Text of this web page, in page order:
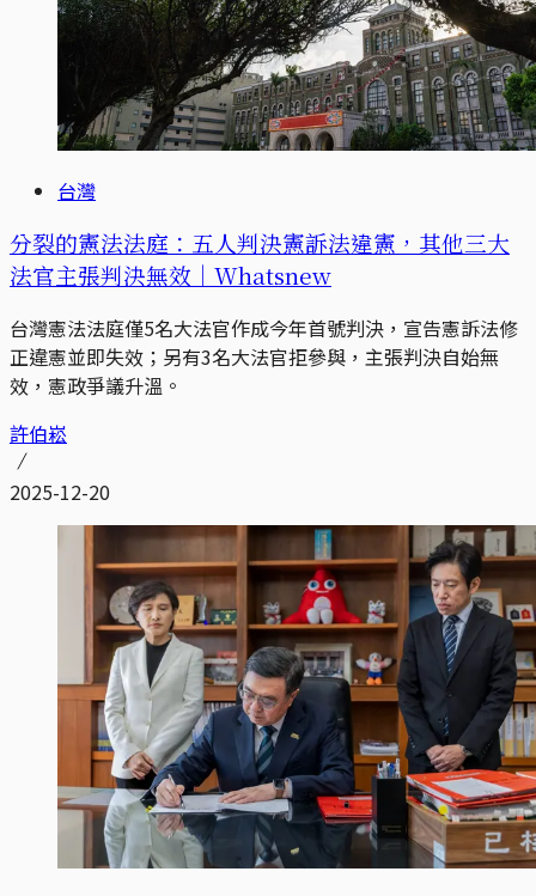
台灣
分裂的憲法法庭：五人判決憲訴法違憲，其他三大
法官主張判決無效｜Whatsnew
台灣憲法法庭僅5名大法官作成今年首號判決，宣告憲訴法修
正違憲並即失效；另有3名大法官拒參與，主張判決自始無
效，憲政爭議升溫。
許伯崧
2025-12-20